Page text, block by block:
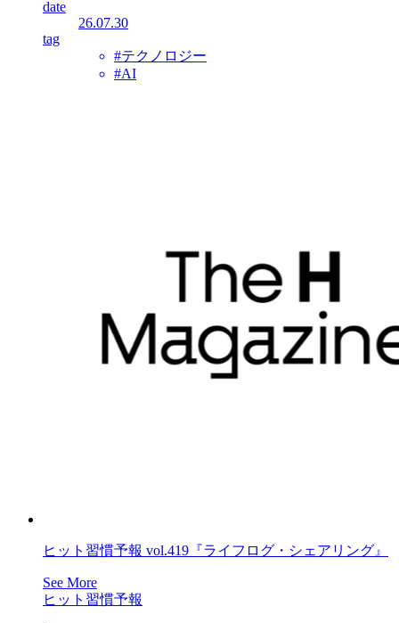
date
26.07.30
tag
#テクノロジー
#AI
ヒット習慣予報 vol.419『ライフログ・シェアリング』
See More
ヒット習慣予報